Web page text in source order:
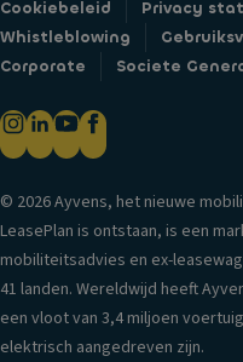
o
r
di
jn
ai
rb
a
g
C
e
n
tr
e
n
a
k
a
kr
el
in
g
n
tr
e
T
n
s
m
is
si
Cookiebeleid Privacy
Whistleblowing
Corporate
Societe
© 2026 Ayvens, het nieuwe
LeasePlan is ontstaan, is een
mobiliteitsadvies en ex-
41 landen. Wereldwijd heeft
een vloot van 3,4 miljoen
elektrisch aangedreven zijn.